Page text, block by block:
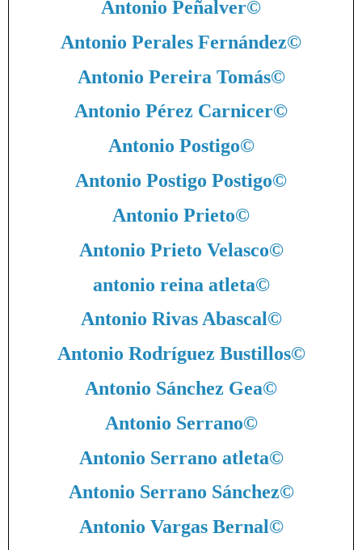
Antonio Peñalver©
Antonio Perales Fernández©
Antonio Pereira Tomás©
Antonio Pérez Carnicer©
Antonio Postigo©
Antonio Postigo Postigo©
Antonio Prieto©
Antonio Prieto Velasco©
antonio reina atleta©
Antonio Rivas Abascal©
Antonio Rodríguez Bustillos©
Antonio Sánchez Gea©
Antonio Serrano©
Antonio Serrano atleta©
Antonio Serrano Sánchez©
Antonio Vargas Bernal©